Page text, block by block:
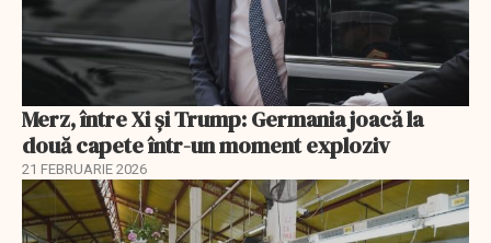
Merz, între Xi și Trump: Germania joacă la
două capete într-un moment exploziv
21 FEBRUARIE 2026